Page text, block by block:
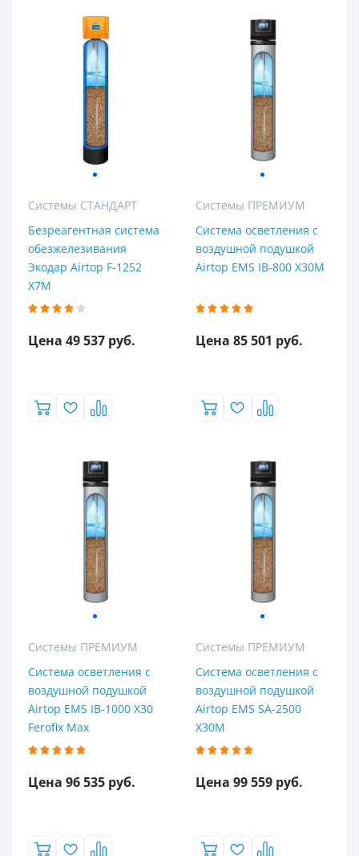
Системы СТАНДАРТ
Безреагентная система
обезжелезивания
Экодар Airtop F-1252
X7M
Цена 49 537 руб.
Системы ПРЕМИУМ
Система осветления с
воздушной подушкой
Airtop EMS IB-800 X30M
Цена 85 501 руб.
Системы ПРЕМИУМ
Система осветления с
воздушной подушкой
Airtop EMS IB-1000 X30
Ferofix Max
Цена 96 535 руб.
Системы ПРЕМИУМ
Система осветления с
воздушной подушкой
Airtop EMS SA-2500
X30M
Цена 99 559 руб.